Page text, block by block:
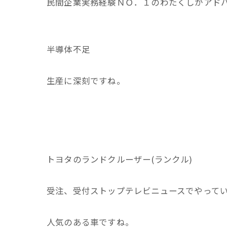
半導体不足
生産に深刻ですね。
トヨタのランドクルーザー(ランクル)
受注、受付ストップテレビニュースでやってい
人気のある車ですね。